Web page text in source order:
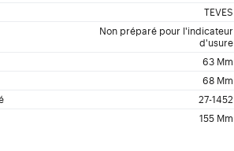
TEVES
Non préparé pour l'indicateur
d'usure
63 Mm
68 Mm
27-1452
155 Mm